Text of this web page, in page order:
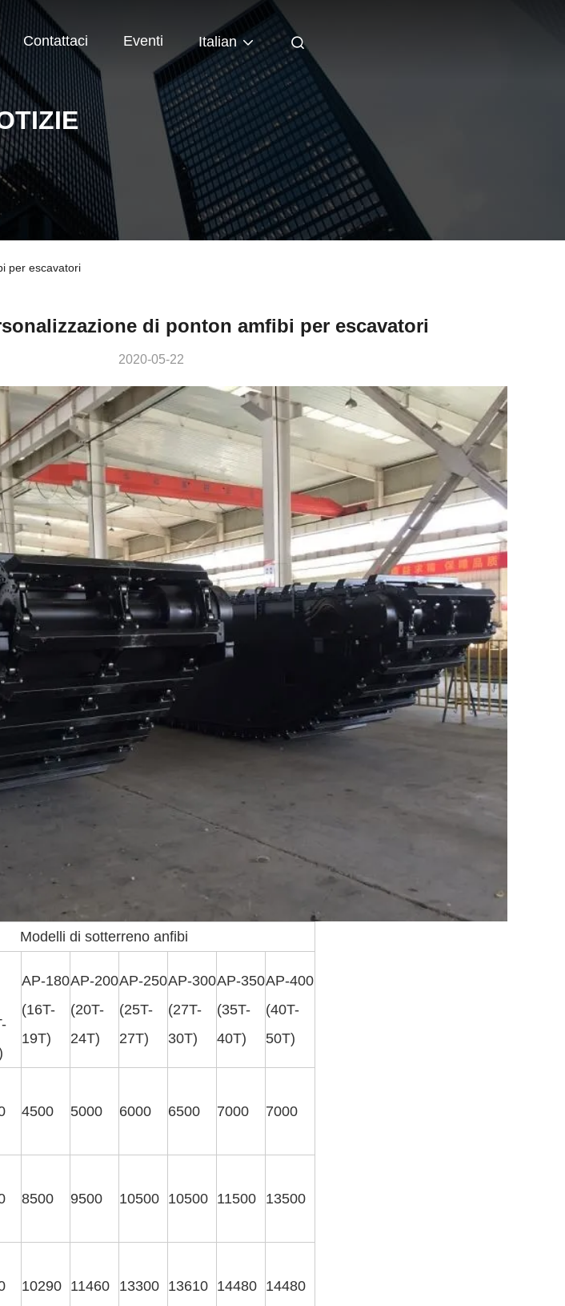
Contattaci Eventi Italian
per escavatori
di ponton amfibi per escavatori
2020-05-22
Modelli di sotterreno anfibi
AP-180
(16T-
19T)
AP-200
(20T-
24T)
AP-250
(25T-
27T)
AP-300
(27T-
30T)
AP-350
(35T-
40T)
AP-400
(40T-
50T)
4500 5000 6000 6500 7000 7000
8500 9500 10500 10500 11500 13500
10290 11460 13300 13610 14480 14480